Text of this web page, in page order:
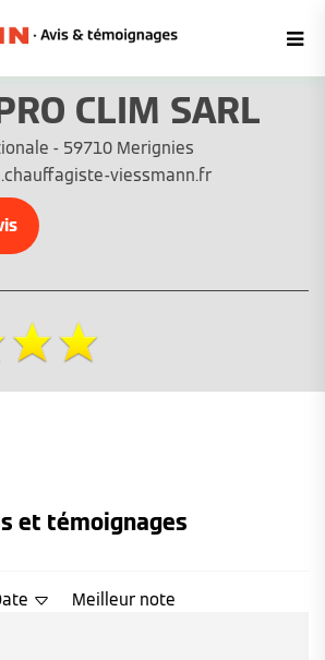
CLIM SARL
- 59710 Merignies
viessmann.fr
et témoignages
Meilleur note